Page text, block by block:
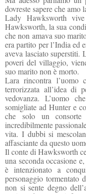
dovreste sapere che
Lady Hawksworth
Hawksworth, la sua
che non amava suo
era partito per l’India ed
aveva lasciato superstiti.
poveri del villaggio,
suo marito non è morto.
Lara rincontra l’uomo
terrorizzata all’idea di
vedovanza. L’uomo
somigliate ad Hunter e
che solo un
incredibilmente
vita. I dubbi si
affasciante da questo
Il conte di Hawksworth
una seconda occasione
è intenzionato a
personaggio tormentato
non si sente degno